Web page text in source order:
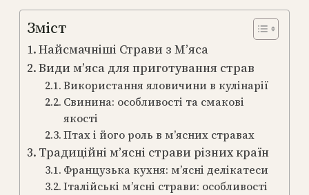
Зміст
Найсмачніші Страви з М’яса
Види м’яса для приготування страв
Використання яловичини в кулінарії
Свинина: особливості та смакові
якості
Птах і його роль в м’ясних стравах
Традиційні м’ясні страви різних країн
Французька кухня: м’ясні делікатеси
Італійські м’ясні страви: особливості